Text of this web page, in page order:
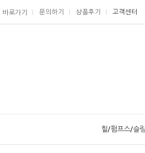
바로가기 문의하기 상품후기 고객센터
힐/펌프스/슬